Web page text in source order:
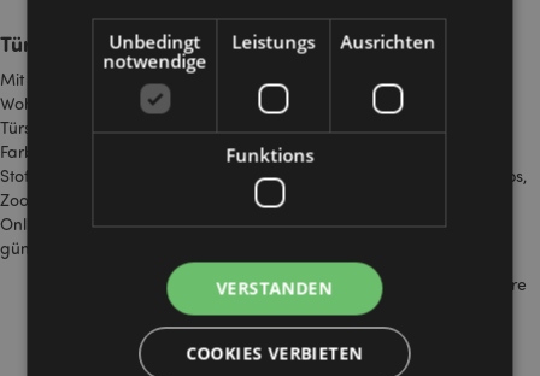
Türstopper
Mit unseren Großhandel-Türstoppern verleihen Sie jedem
Wohnbereich Stil, Charakter und Funktionalität. Die dekorativen
Türstopper sind das ganze Jahr über beliebt und in vielen Formen,
Farben und Designs erhältlich – von Tiermotiven bis zu modernen
Stoff- und Plüschvarianten. Sie eignen sich ideal für Geschenkshops,
Zoofachgeschäfte, Wohnaccessoires-Läden, Gartencenter und
Online-Händler, die nach praktischen und dekorativen Artikeln zu
günstigen DE-Großhandelspreisen suchen.
Türstopper in Tierdesigns wie Hunde, Katzen, Füchse & weitere
Stoff- & Plüsch-Türstopper für Wohnzimmer, Kinderzimmer &
Unbedingt
notwendige
Leistungs Ausrichten
Funktions
VERSTANDEN
COOKIES VERBIETEN